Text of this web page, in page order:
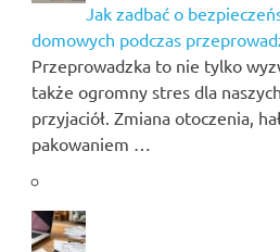
Jak zadbać o
domowych podczas
Przeprowadzka to nie tylko
także ogromny stres dla
przyjaciół. Zmiana otoczenia,
pakowaniem …